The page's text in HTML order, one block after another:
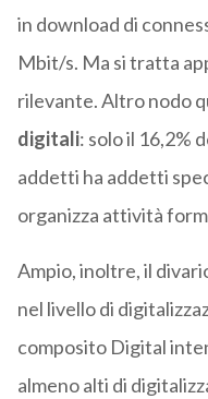
in download di
Mbit/s. Ma si tratta
rilevante. Altro nodo
digitali: solo il 16,2%
addetti ha addetti
organizza attività
Ampio, inoltre, il
nel livello di
composito Digital
almeno alti di